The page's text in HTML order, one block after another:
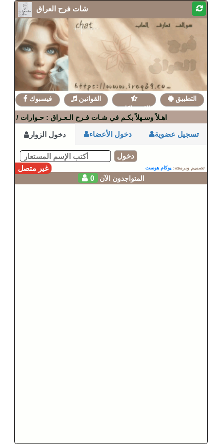
شات فرح العراق
فيسبوك
القوانين
الإشتراكات
التطبيق
🎲 اهـلاً وسـهلاً بكـم في شـات فـرح الـعـراق : حـوارات /
دخول الزوار دخول الأعضاء تسجيل عضوية
دخول
غير متصل
تصميم وبرمجه: يوكام هوست
0 المتواجدون الآن